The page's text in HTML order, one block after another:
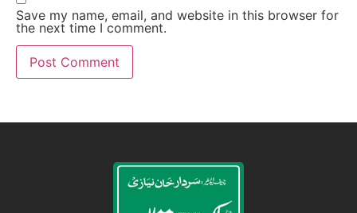
Save my name, email, and website in this browser for
the next time I comment.